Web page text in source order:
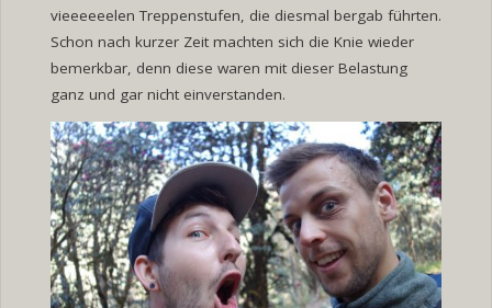
vieeeeeelen Treppenstufen, die diesmal bergab führten.
Schon nach kurzer Zeit machten sich die Knie wieder
bemerkbar, denn diese waren mit dieser Belastung
ganz und gar nicht einverstanden.